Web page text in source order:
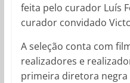
feita pelo curador Luís
curador convidado
A seleção conta com
realizadores e
primeira diretora